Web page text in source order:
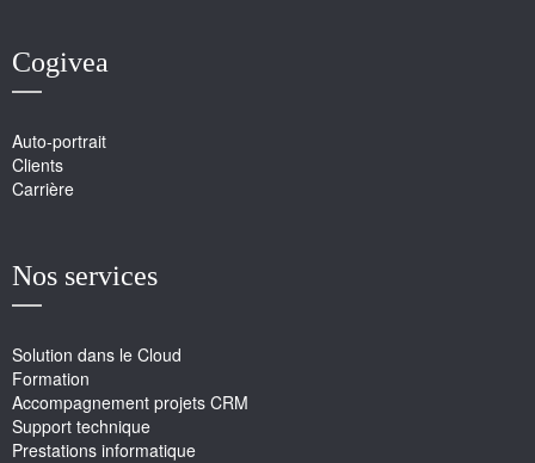
Cogivea
Auto-portrait
Clients
Carrière
Nos services
Solution dans le Cloud
Formation
Accompagnement projets CRM
Support technique
Prestations informatique